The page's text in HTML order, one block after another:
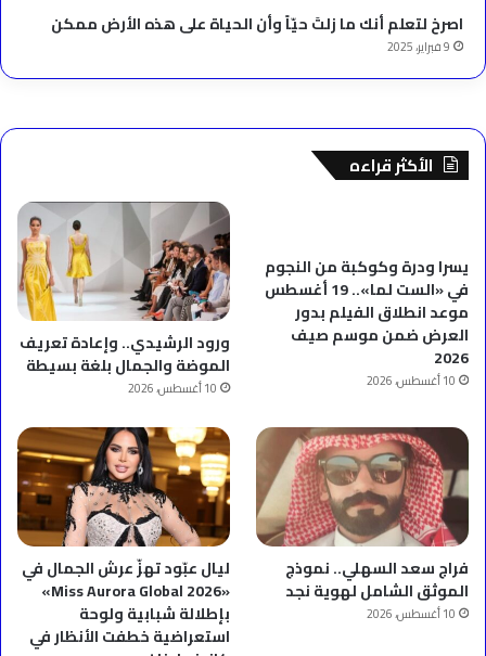
‫اصرخ لتعلم أنك ما زلتَ حيّاً وأن الحياة على هذه الأرض ممكن
9 فبراير، 2025
الأكثر قراءه
يسرا ودرة وكوكبة من النجوم
في «الست لما».. 19 أغسطس
موعد انطلاق الفيلم بدور
العرض ضمن موسم صيف
2026
10 أغسطس، 2026
ورود الرشيدي.. وإعادة تعريف
الموضة والجمال بلغة بسيطة
10 أغسطس، 2026
فراج سعد السهلي.. نموذج
الموثق الشامل لهوية نجد
10 أغسطس، 2026
ليال عبّود تهزّ عرش الجمال في
«Miss Aurora Global 2026»
بإطلالة شبابية ولوحة
استعراضية خطفت الأنظار في